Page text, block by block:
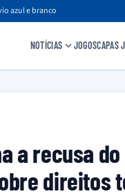
azul e branco
NOTÍCIAS JOGOSCAPAS
a recusa do
direitos